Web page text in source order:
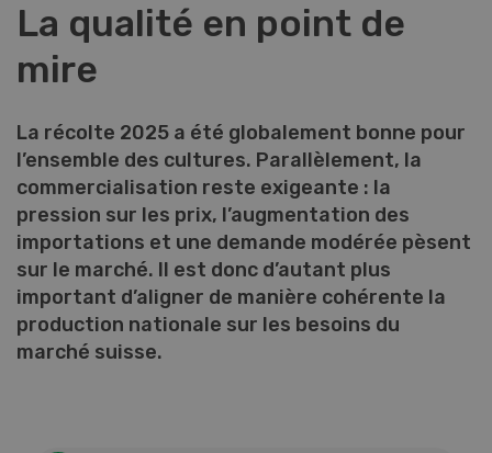
La qualité en point de
mire
La récolte 2025 a été globalement bonne pour
l’ensemble des cultures. Parallèlement, la
commercialisation reste exigeante : la
pression sur les prix, l’augmentation des
importations et une demande modérée pèsent
sur le marché. Il est donc d’autant plus
important d’aligner de manière cohérente la
production nationale sur les besoins du
marché suisse.